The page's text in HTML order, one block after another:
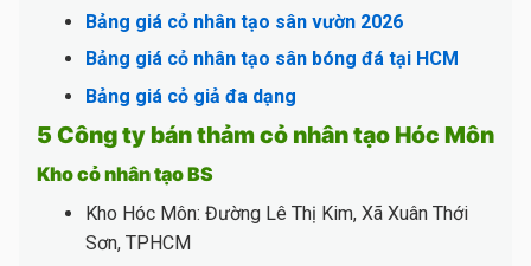
Bảng giá cỏ nhân tạo sân vườn 2026
Bảng giá cỏ nhân tạo sân bóng đá tại HCM
Bảng giá cỏ giả đa dạng
5 Công ty bán thảm cỏ nhân tạo Hóc Môn
Kho cỏ nhân tạo BS
Kho Hóc Môn: Đường Lê Thị Kim, Xã Xuân Thới
Sơn, TPHCM